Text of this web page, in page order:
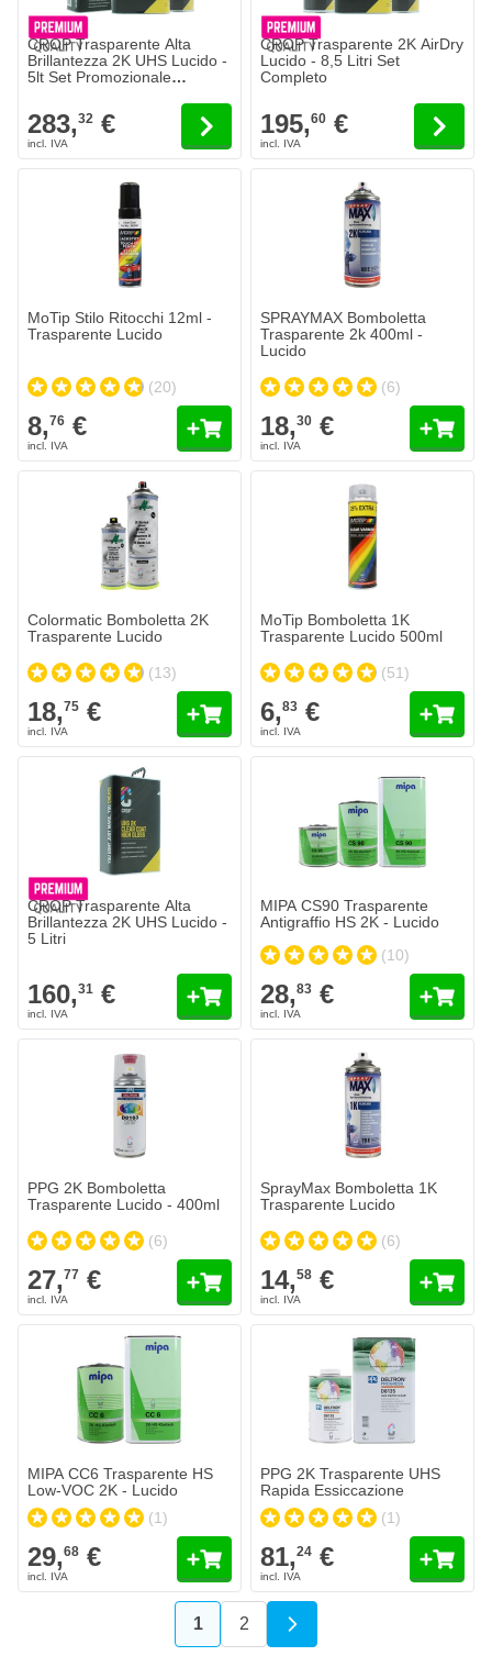
CROP Trasparente Alta
Brillantezza 2K UHS Lucido -
5lt Set Promozionale
Il prezzo dipende dalle opzioni scelte nella pagina del prodotto.
283,32 €
CROP Trasparente 2K AirDry
Lucido - 8,5 Litri Set
Completo
Il prezzo dipende dalle opzioni
195,60 €
MoTip Stilo Ritocchi 12ml -
Trasparente Lucido
(20)
8,76 €
SPRAYMAX Bomboletta
Trasparente 2k 400ml -
Lucido
(6)
18,30 €
Colormatic Bomboletta 2K Trasparente Lucido
Spedito oggi
Contenuto
Colormatic Bomboletta 2K
Trasparente Lucido
(13)
18,75 €
MoTip Bomboletta 1K
Trasparente Lucido 500ml
(51)
6,83 €
CROP Trasparente Alta
Brillantezza 2K UHS Lucido -
5 Litri
160,31 €
Contenuto
Quantità
Aggiungi
MIPA CS90 Trasparente
Antigraffio HS 2K - Lucido
(10)
28,83 €
PPG 2K Bomboletta
Trasparente Lucido - 400ml
(6)
27,77 €
SprayMax Bomboletta 1K
Trasparente Lucido
(6)
14,58 €
MIPA CC6 Trasparente HS Low-VOC 2K - Lucido
Spedito oggi
Contenuto
€
Quantità
Aggiungi al Carrello
MIPA CC6 Trasparente HS
Low-VOC 2K - Lucido
(1)
29,68 €
PPG 2K Trasparente UHS
Spedito oggi
Contenuto
PPG 2K Trasparente UHS
Rapida Essiccazione
(1)
81,24 €
Attualmente stai leggendo la
1 Pagina
2